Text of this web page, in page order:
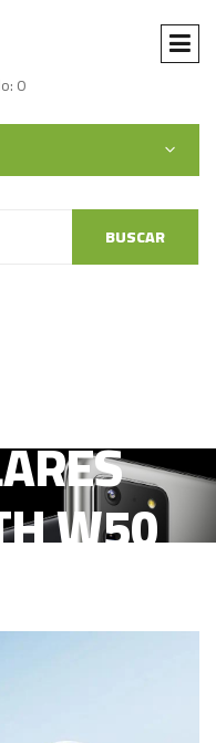
0
BUSCAR
W50